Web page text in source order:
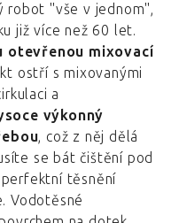
robot "vše v jednom",
již více než 60 let.
otevřenou mixovací
ostří s mixovanými
a
výkonný
, což z něj dělá
se bát čištění pod
těsnění
Vodotěsné